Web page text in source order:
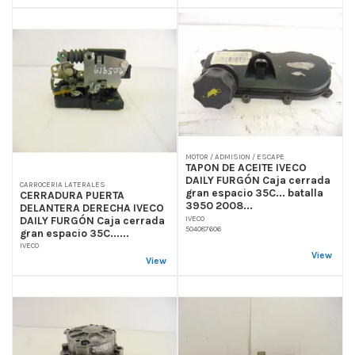
CARROCERIA LATERALES
CERRADURA PUERTA
DELANTERA DERECHA IVECO
DAILY FURGÓN Caja cerrada
gran espacio 35C......
IVECO
View
MOTOR / ADMISION / ESCAPE
TAPON DE ACEITE IVECO
DAILY FURGÓN Caja cerrada
gran espacio 35C... batalla
3950 2008...
IVECO
504087606
View